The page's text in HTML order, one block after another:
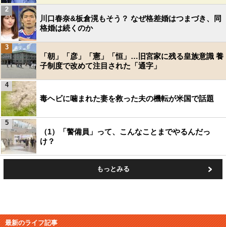
川口春奈&板倉滉もそう？ なぜ格差婚はつまづき、同
格婚は続くのか
2
「朝」「彦」「憲」「恒」…旧宮家に残る皇族意識 養
子制度で改めて注目された「通字」
3
毒ヘビに噛まれた妻を救った夫の機転が米国で話題
4
（1）「警備員」って、こんなことまでやるんだっ
け？
5
もっとみる
最新のライフ記事